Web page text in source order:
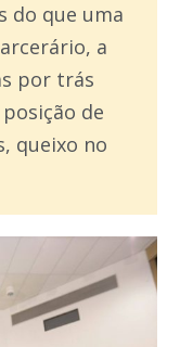
do que uma
a
por trás
de
queixo no